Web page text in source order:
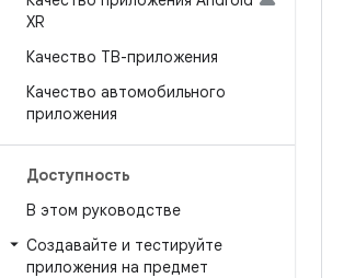
XR
Качество ТВ-приложения
Качество автомобильного
приложения
Доступность
В этом руководстве
Создавайте и тестируйте
приложения на предмет